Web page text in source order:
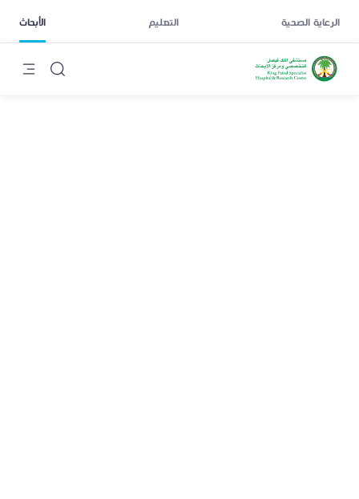
الرعاية الصحية التعليم الأبحاث